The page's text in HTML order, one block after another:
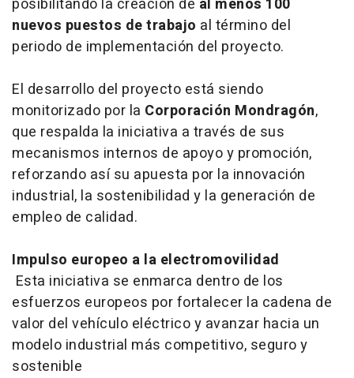
posibilitando la creación de al menos 100
nuevos puestos de trabajo al término del
periodo de implementación del proyecto.
El desarrollo del proyecto está siendo
monitorizado por la Corporación Mondragón,
que respalda la iniciativa a través de sus
mecanismos internos de apoyo y promoción,
reforzando así su apuesta por la innovación
industrial, la sostenibilidad y la generación de
empleo de calidad.
Impulso europeo a la electromovilidad
Esta iniciativa se enmarca dentro de los
esfuerzos europeos por fortalecer la cadena de
valor del vehículo eléctrico y avanzar hacia un
modelo industrial más competitivo, seguro y
sostenible